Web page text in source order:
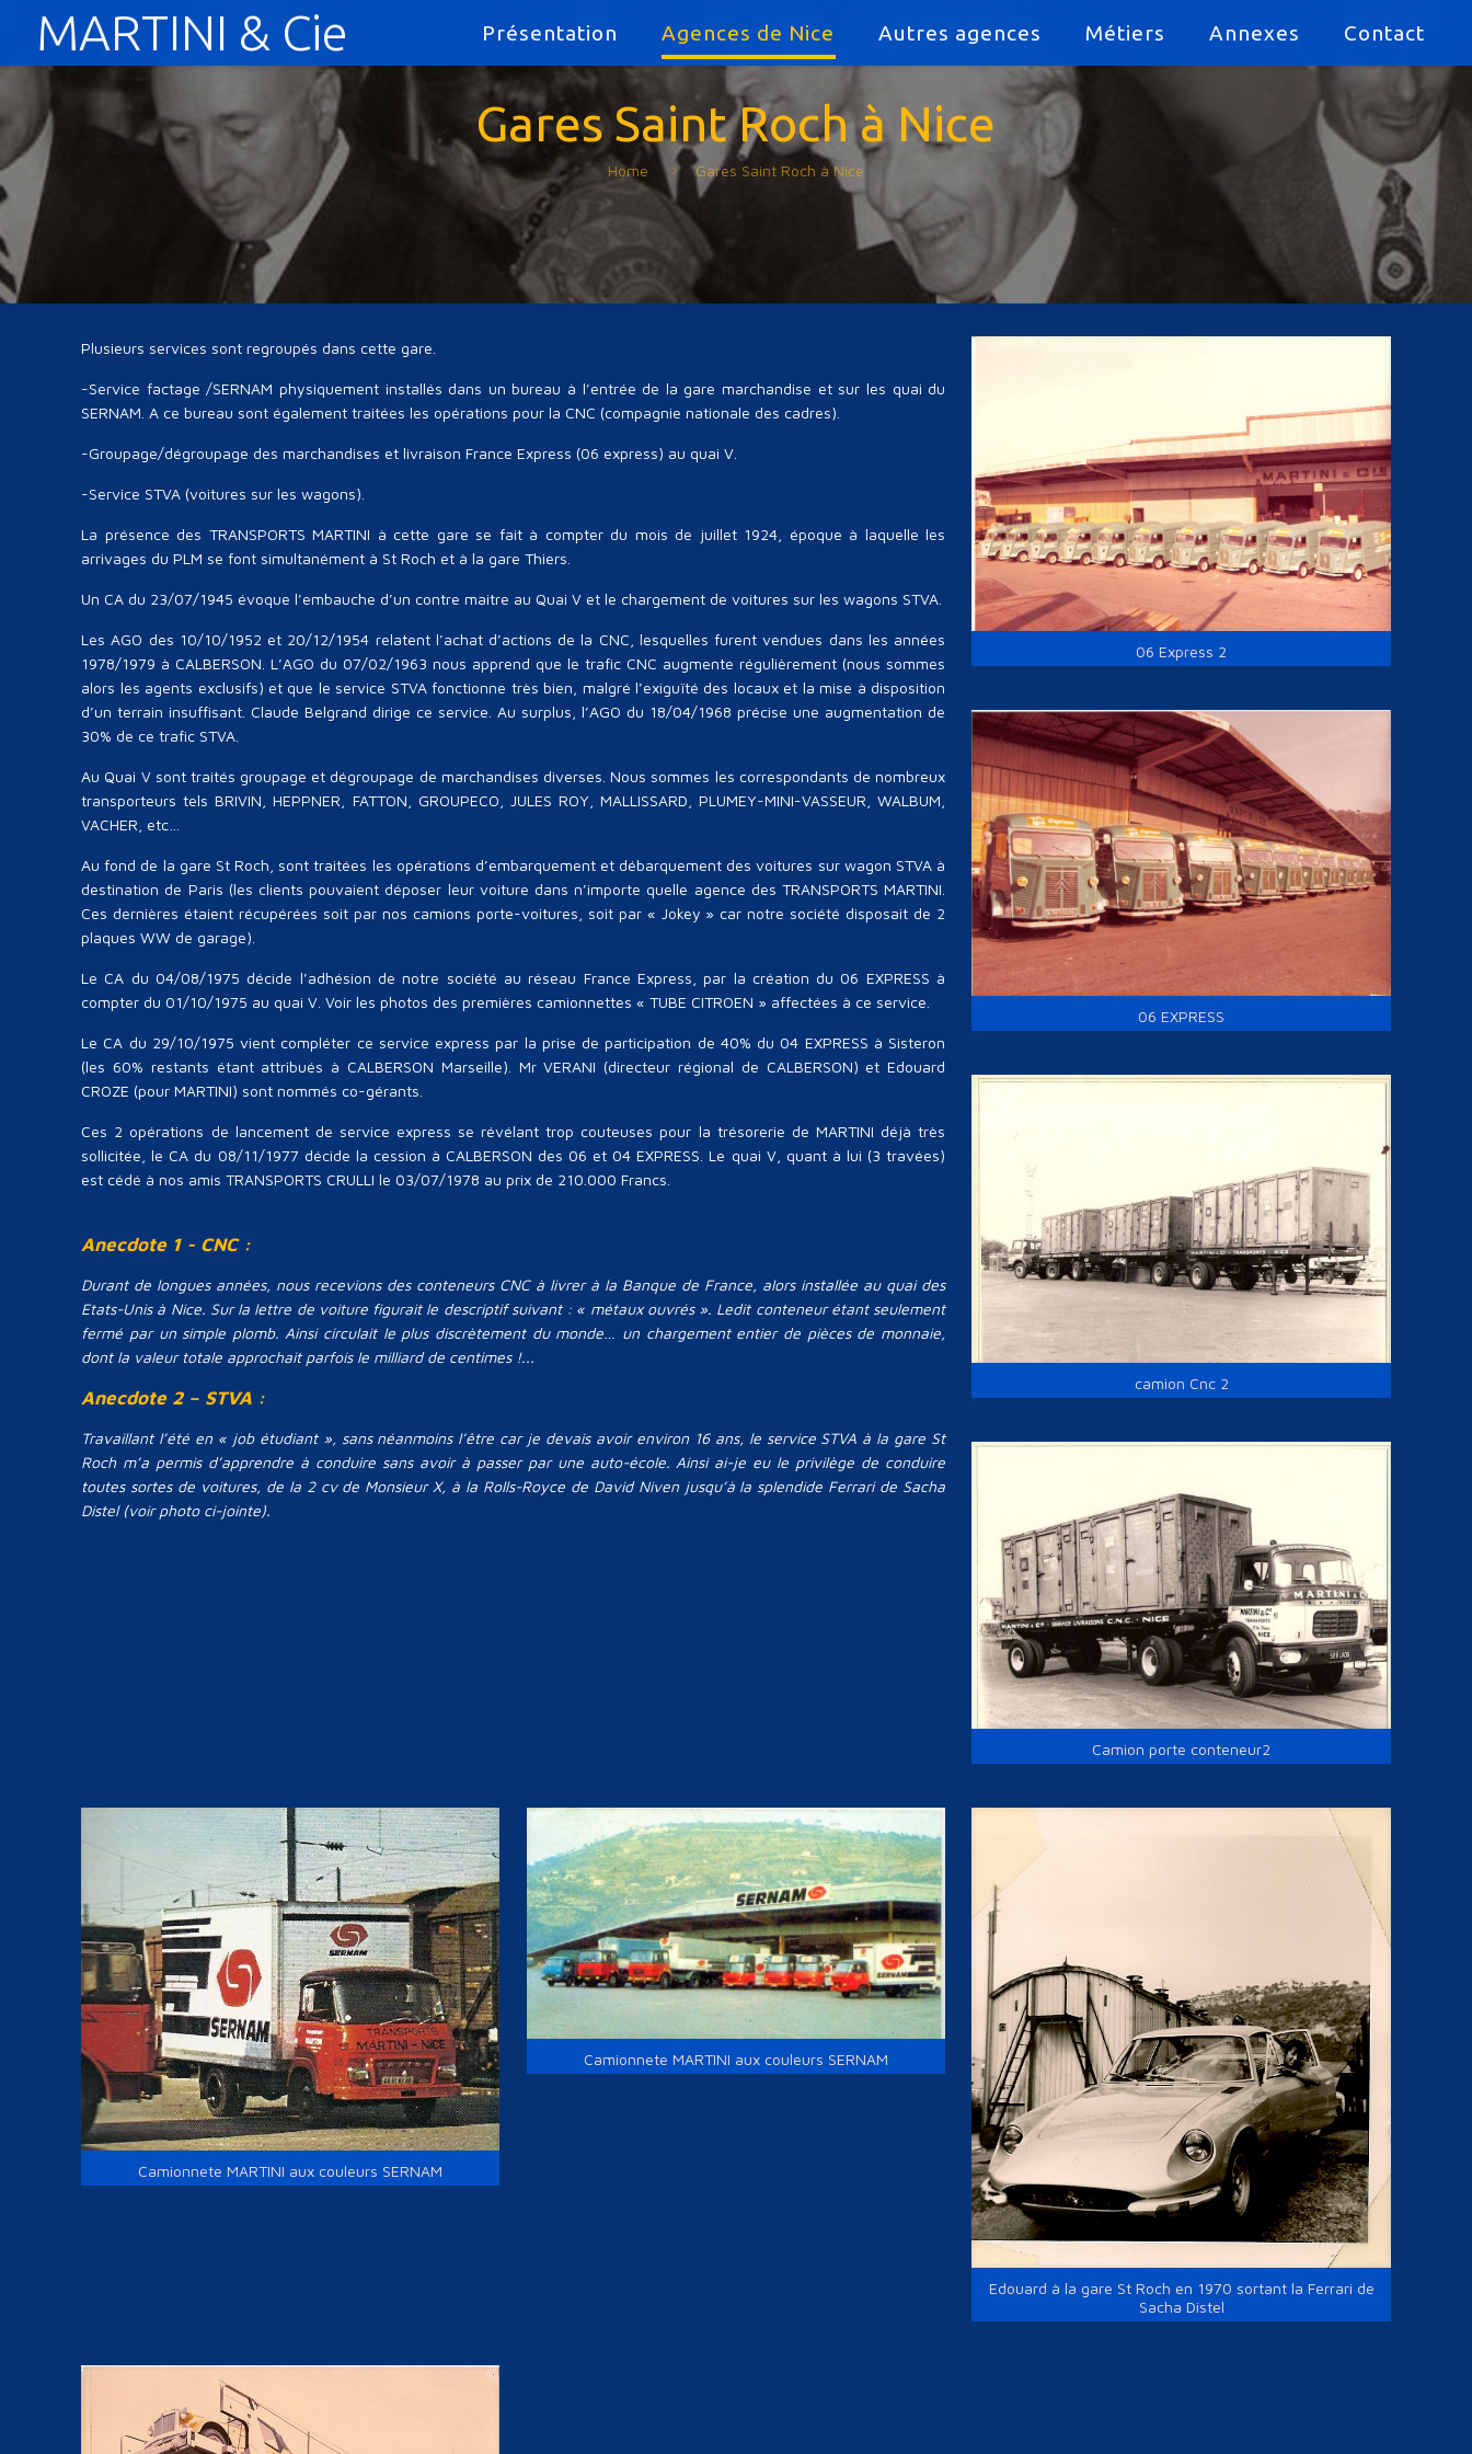
MARTINI & Cie Présentation Agences de Nice Autres agences Métiers Annexes Contact
Gares Saint Roch à Nice
Home Gares Saint Roch à Nice
Plusieurs services sont regroupés dans cette gare.
-Service factage /SERNAM physiquement installés dans un bureau à l’entrée de la gare marchandise et sur les quai du
SERNAM. A ce bureau sont également traitées les opérations pour la CNC (compagnie nationale des cadres).
-Groupage/dégroupage des marchandises et livraison France Express (06 express) au quai V.
-Service STVA (voitures sur les wagons).
La présence des TRANSPORTS MARTINI à cette gare se fait à compter du mois de juillet 1924, époque à laquelle les
arrivages du PLM se font simultanément à St Roch et à la gare Thiers.
Un CA du 23/07/1945 évoque l’embauche d’un contre maitre au Quai V et le chargement de voitures sur les wagons STVA.
Les AGO des 10/10/1952 et 20/12/1954 relatent l’achat d’actions de la CNC, lesquelles furent vendues dans les années
1978/1979 à CALBERSON. L’AGO du 07/02/1963 nous apprend que le trafic CNC augmente régulièrement (nous sommes
alors les agents exclusifs) et que le service STVA fonctionne très bien, malgré l’exiguïté des locaux et la mise à disposition
d’un terrain insuffisant. Claude Belgrand dirige ce service. Au surplus, l’AGO du 18/04/1968 précise une augmentation de
30% de ce trafic STVA.
Au Quai V sont traités groupage et dégroupage de marchandises diverses. Nous sommes les correspondants de nombreux
transporteurs tels BRIVIN, HEPPNER, FATTON, GROUPECO, JULES ROY, MALLISSARD, PLUMEY-MINI-VASSEUR, WALBUM,
VACHER, etc…
Au fond de la gare St Roch, sont traitées les opérations d’embarquement et débarquement des voitures sur wagon STVA à
destination de Paris (les clients pouvaient déposer leur voiture dans n’importe quelle agence des TRANSPORTS MARTINI.
Ces dernières étaient récupérées soit par nos camions porte-voitures, soit par « Jokey » car notre société disposait de 2
plaques WW de garage).
Le CA du 04/08/1975 décide l’adhésion de notre société au réseau France Express, par la création du 06 EXPRESS à
compter du 01/10/1975 au quai V. Voir les photos des premières camionnettes « TUBE CITROEN » affectées à ce service.
Le CA du 29/10/1975 vient compléter ce service express par la prise de participation de 40% du 04 EXPRESS à Sisteron
(les 60% restants étant attribués à CALBERSON Marseille). Mr VERANI (directeur régional de CALBERSON) et Edouard
CROZE (pour MARTINI) sont nommés co-gérants.
Ces 2 opérations de lancement de service express se révélant trop couteuses pour la trésorerie de MARTINI déjà très
sollicitée, le CA du 08/11/1977 décide la cession à CALBERSON des 06 et 04 EXPRESS. Le quai V, quant à lui (3 travées)
est cédé à nos amis TRANSPORTS CRULLI le 03/07/1978 au prix de 210.000 Francs.
Anecdote 1 - CNC :
Durant de longues années, nous recevions des conteneurs CNC à livrer à la Banque de France, alors installée au quai des
Etats-Unis à Nice. Sur la lettre de voiture figurait le descriptif suivant : « métaux ouvrés ». Ledit conteneur étant seulement
fermé par un simple plomb. Ainsi circulait le plus discrètement du monde… un chargement entier de pièces de monnaie,
dont la valeur totale approchait parfois le milliard de centimes !...
Anecdote 2 – STVA :
Travaillant l’été en « job étudiant », sans néanmoins l’être car je devais avoir environ 16 ans, le service STVA à la gare St
Roch m’a permis d’apprendre à conduire sans avoir à passer par une auto-école. Ainsi ai-je eu le privilège de conduire
toutes sortes de voitures, de la 2 cv de Monsieur X, à la Rolls-Royce de David Niven jusqu’à la splendide Ferrari de Sacha
Distel (voir photo ci-jointe).
06 Express 2
06 EXPRESS
camion Cnc 2
Camion porte conteneur2
Camionnete MARTINI aux couleurs SERNAM
Camionnete MARTINI aux couleurs SERNAM
Edouard à la gare St Roch en 1970 sortant la Ferrari de
Sacha Distel